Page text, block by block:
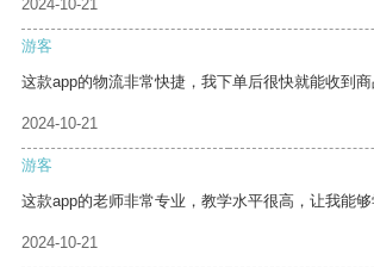
2024-10-21
游客
这款app的物流非常快捷，我下单后很快就能收到商
2024-10-21
游客
这款app的老师非常专业，教学水平很高，让我能够
2024-10-21